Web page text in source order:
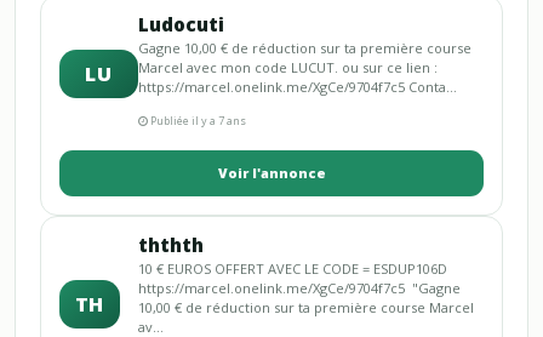
LU
Ludocuti
Gagne 10,00 € de réduction sur ta première course
Marcel avec mon code LUCUT. ou sur ce lien :
https://marcel.onelink.me/XgCe/9704f7c5 Conta...
Publiée il y a 7 ans
Voir l'annonce
TH
ththth
10 € EUROS OFFERT AVEC LE CODE = ESDUP106D
https://marcel.onelink.me/XgCe/9704f7c5 "Gagne
10,00 € de réduction sur ta première course Marcel
av...